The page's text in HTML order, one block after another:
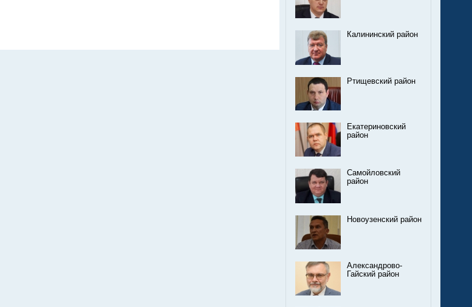
Калининский район
Ртищевский район
Екатериновский
район
Самойловский
район
Новоузенский район
Александрово-
Гайский район